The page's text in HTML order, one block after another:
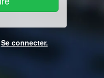
Se connecter.